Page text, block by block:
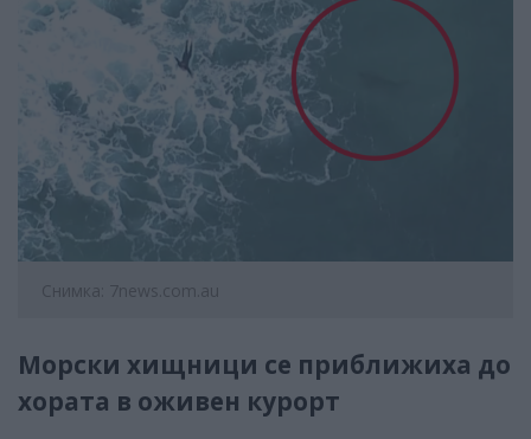
Снимка: 7news.com.au
Морски хищници се приближиха до
хората в оживен курорт